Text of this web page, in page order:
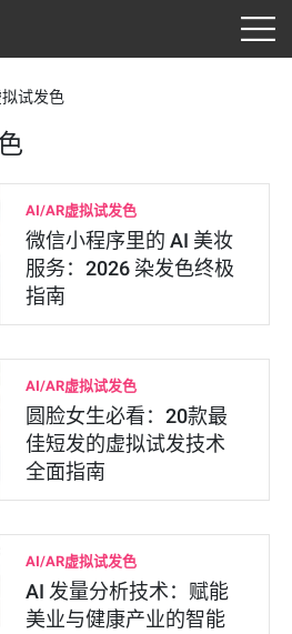
试发色
AI/AR虚拟试发色
微信小程序里的 AI 美妆
服务：2026 染发色终极
指南
AI/AR虚拟试发色
圆脸女生必看：20款最
佳短发的虚拟试发技术
全面指南
AI/AR虚拟试发色
AI 发量分析技术：赋能
美业与健康产业的智能